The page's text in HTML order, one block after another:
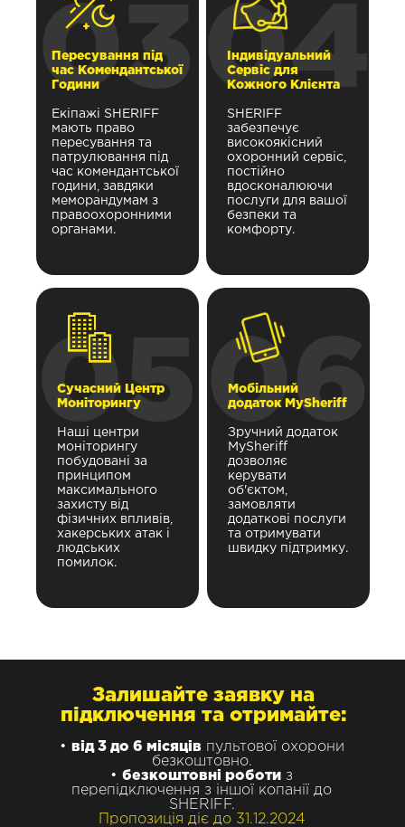
03
Пересування під
час Комендантської
Години
Екіпажі SHERIFF
мають право
пересування та
патрулювання під
час комендантської
години, завдяки
меморандумам з
правоохоронними
органами.
04
Індивідуальний
Сервіс для
Кожного Клієнта
SHERIFF
забезпечує
високоякісний
охоронний сервіс,
постійно
вдосконалюючи
послуги для вашої
безпеки та
комфорту.
05
Сучасний Центр
Моніторингу
Наші центри
моніторингу
побудовані за
принципом
максимального
захисту від
фізичних впливів,
хакерських атак і
людських
помилок.
06
Мобільний
додаток MySheriff
Зручний додаток
MySheriff
дозволяє
керувати
об'єктом,
замовляти
додаткові послуги
та отримувати
швидку підтримку.
Залишайте заявку на
підключення та отримайте:
• від 3 до 6 місяцівпультової охорони
безкоштовно.
• безкоштовні роботи з
перепідключення з іншої копанії до
SHERIFF.
Пропозиція діє до 31.12.2024